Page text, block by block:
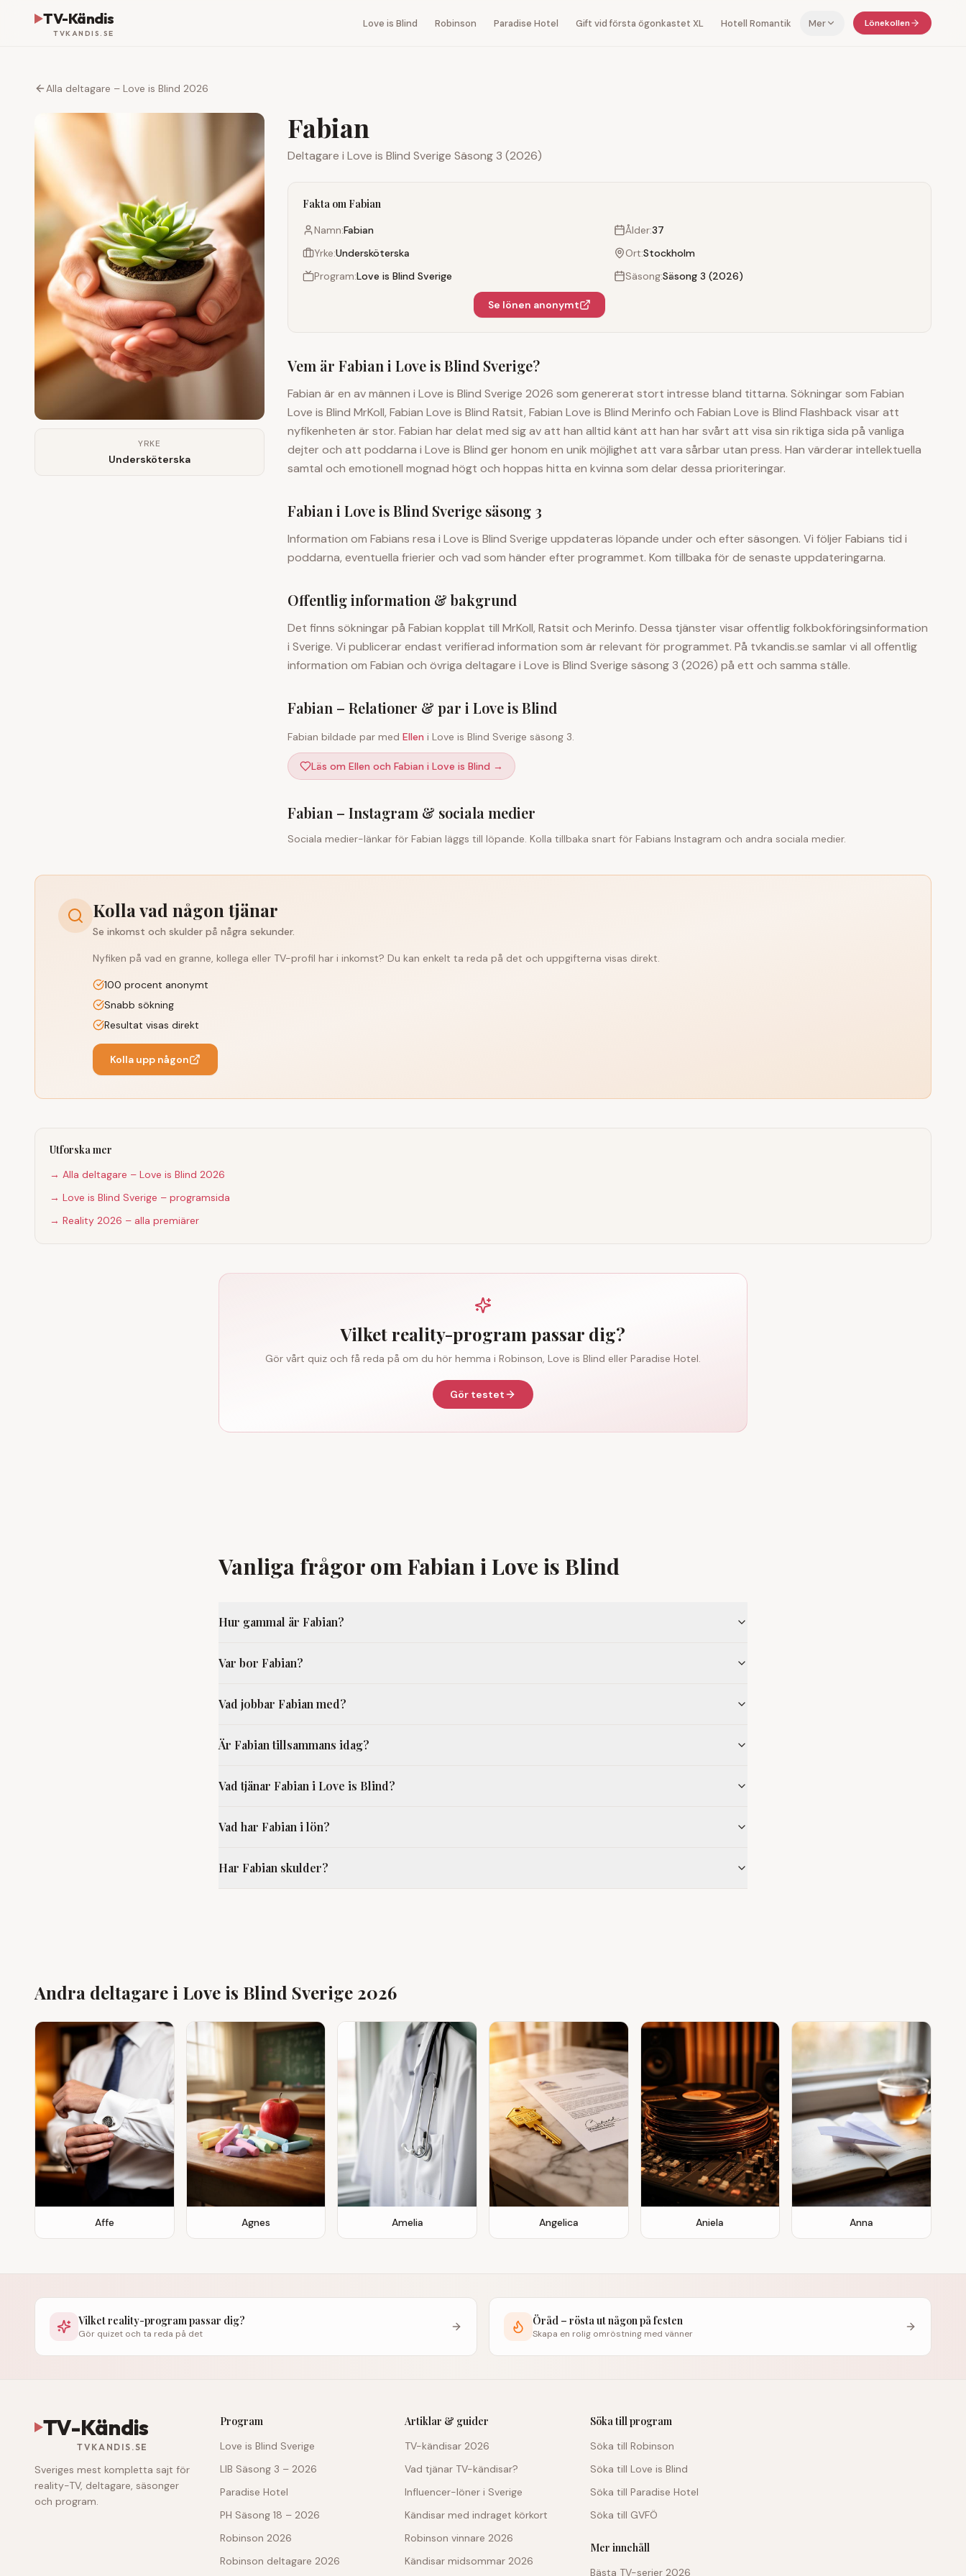
TV-Kändis
TVKANDIS.SE
Love is Blind Robinson Paradise Hotel Gift vid första ögonkastet XL Hotell Romantik Mer Lönekollen
Alla deltagare – Love is Blind 2026
YRKE
Undersköterska
Fabian
Deltagare i Love is Blind Sverige Säsong 3 (2026)
Fakta om Fabian
Namn:Fabian Ålder:37
Yrke:Undersköterska Ort:Stockholm
Program:Love is Blind Sverige Säsong:Säsong 3 (2026)
Se lönen anonymt
Vem är Fabian i Love is Blind Sverige?
Fabian är en av männen i Love is Blind Sverige 2026 som genererat stort intresse bland tittarna. Sökningar som Fabian
Love is Blind MrKoll, Fabian Love is Blind Ratsit, Fabian Love is Blind Merinfo och Fabian Love is Blind Flashback visar att
nyfikenheten är stor. Fabian har delat med sig av att han alltid känt att han har svårt att visa sin riktiga sida på vanliga
dejter och att poddarna i Love is Blind ger honom en unik möjlighet att vara sårbar utan press. Han värderar intellektuella
samtal och emotionell mognad högt och hoppas hitta en kvinna som delar dessa prioriteringar.
Fabian i Love is Blind Sverige säsong 3
Information om Fabians resa i Love is Blind Sverige uppdateras löpande under och efter säsongen. Vi följer Fabians tid i
poddarna, eventuella frierier och vad som händer efter programmet. Kom tillbaka för de senaste uppdateringarna.
Offentlig information & bakgrund
Det finns sökningar på Fabian kopplat till MrKoll, Ratsit och Merinfo. Dessa tjänster visar offentlig folkbokföringsinformation
i Sverige. Vi publicerar endast verifierad information som är relevant för programmet. På tvkandis.se samlar vi all offentlig
information om Fabian och övriga deltagare i Love is Blind Sverige säsong 3 (2026) på ett och samma ställe.
Fabian – Relationer & par i Love is Blind
Fabian bildade par med Ellen i Love is Blind Sverige säsong 3.
Läs om Ellen och Fabian i Love is Blind →
Fabian – Instagram & sociala medier
Sociala medier-länkar för Fabian läggs till löpande. Kolla tillbaka snart för Fabians Instagram och andra sociala medier.
Kolla vad någon tjänar
Se inkomst och skulder på några sekunder.
Nyfiken på vad en granne, kollega eller TV-profil har i inkomst? Du kan enkelt ta reda på det och uppgifterna visas direkt.
100 procent anonymt
Snabb sökning
Resultat visas direkt
Kolla upp någon
Utforska mer
→ Alla deltagare – Love is Blind 2026
→ Love is Blind Sverige – programsida
→ Reality 2026 – alla premiärer
Vilket reality-program passar dig?
Gör vårt quiz och få reda på om du hör hemma i Robinson, Love is Blind eller Paradise Hotel.
Gör testet
Vanliga frågor om Fabian i Love is Blind
Hur gammal är Fabian?
Var bor Fabian?
Vad jobbar Fabian med?
Är Fabian tillsammans idag?
Vad tjänar Fabian i Love is Blind?
Vad har Fabian i lön?
Har Fabian skulder?
Andra deltagare i Love is Blind Sverige 2026
Affe Agnes Amelia Angelica Aniela Anna
Vilket reality-program passar dig?
Gör quizet och ta reda på det
Öråd – rösta ut någon på festen
Skapa en rolig omröstning med vänner
TV-Kändis
TVKANDIS.SE
Sveriges mest kompletta sajt för
reality-TV, deltagare, säsonger
och program.
Program
Love is Blind Sverige
LIB Säsong 3 – 2026
Paradise Hotel
PH Säsong 18 – 2026
Robinson 2026
Robinson deltagare 2026
Artiklar & guider
TV-kändisar 2026
Vad tjänar TV-kändisar?
Influencer-löner i Sverige
Kändisar med indraget körkort
Robinson vinnare 2026
Kändisar midsommar 2026
Söka till program
Söka till Robinson
Söka till Love is Blind
Söka till Paradise Hotel
Söka till GVFÖ
Mer innehåll
Bästa TV-serier 2026